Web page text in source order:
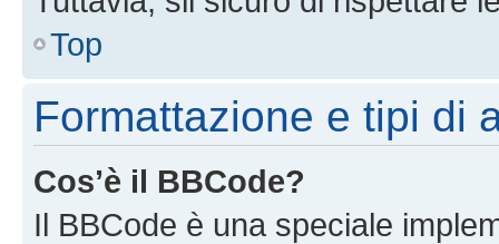
Top
Formattazione e tipi di
Cos’è il BBCode?
Il BBCode è una speciale